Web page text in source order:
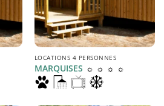
LOCATIONS 4 PERSONNES
MARQUISES ☼ ☼ ☼ ☼